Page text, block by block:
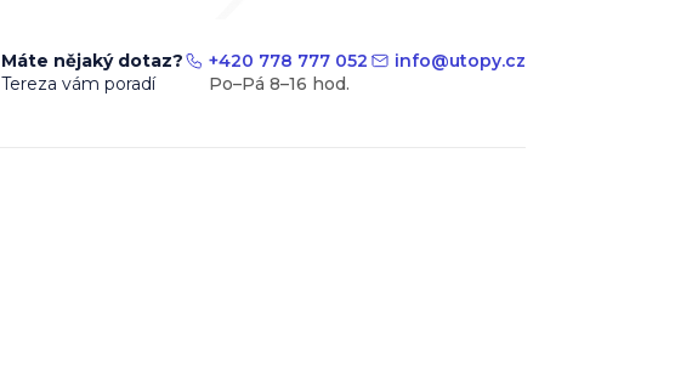
Máte nějaký dotaz?
Tereza vám poradí
+420 778 777 052 info@utopy.cz